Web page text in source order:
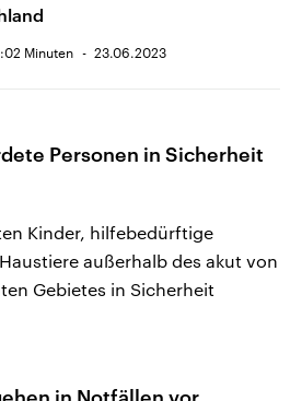
Minuten 23.06.2023
Personen in Sicherheit
Kinder, hilfebedürftige
außerhalb des akut von
Gebietes in Sicherheit
in Notfällen vor